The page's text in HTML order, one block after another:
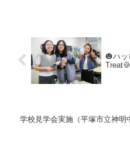
🎃ハッ
学校見学会実施（平塚市立神明